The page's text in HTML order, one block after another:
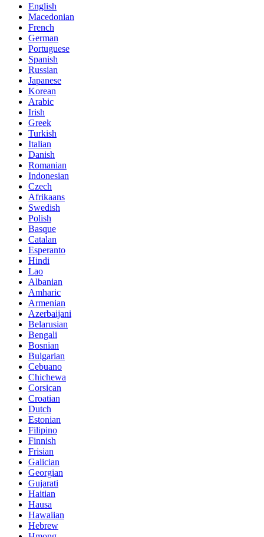
English
Macedonian
French
German
Portuguese
Spanish
Russian
Japanese
Korean
Arabic
Irish
Greek
Turkish
Italian
Danish
Romanian
Indonesian
Czech
Afrikaans
Swedish
Polish
Basque
Catalan
Esperanto
Hindi
Lao
Albanian
Amharic
Armenian
Azerbaijani
Belarusian
Bengali
Bosnian
Bulgarian
Cebuano
Chichewa
Corsican
Croatian
Dutch
Estonian
Filipino
Finnish
Frisian
Galician
Georgian
Gujarati
Haitian
Hausa
Hawaiian
Hebrew